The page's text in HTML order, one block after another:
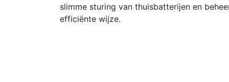
slimme sturing van thuisbatterijen en
efficiënte wijze.